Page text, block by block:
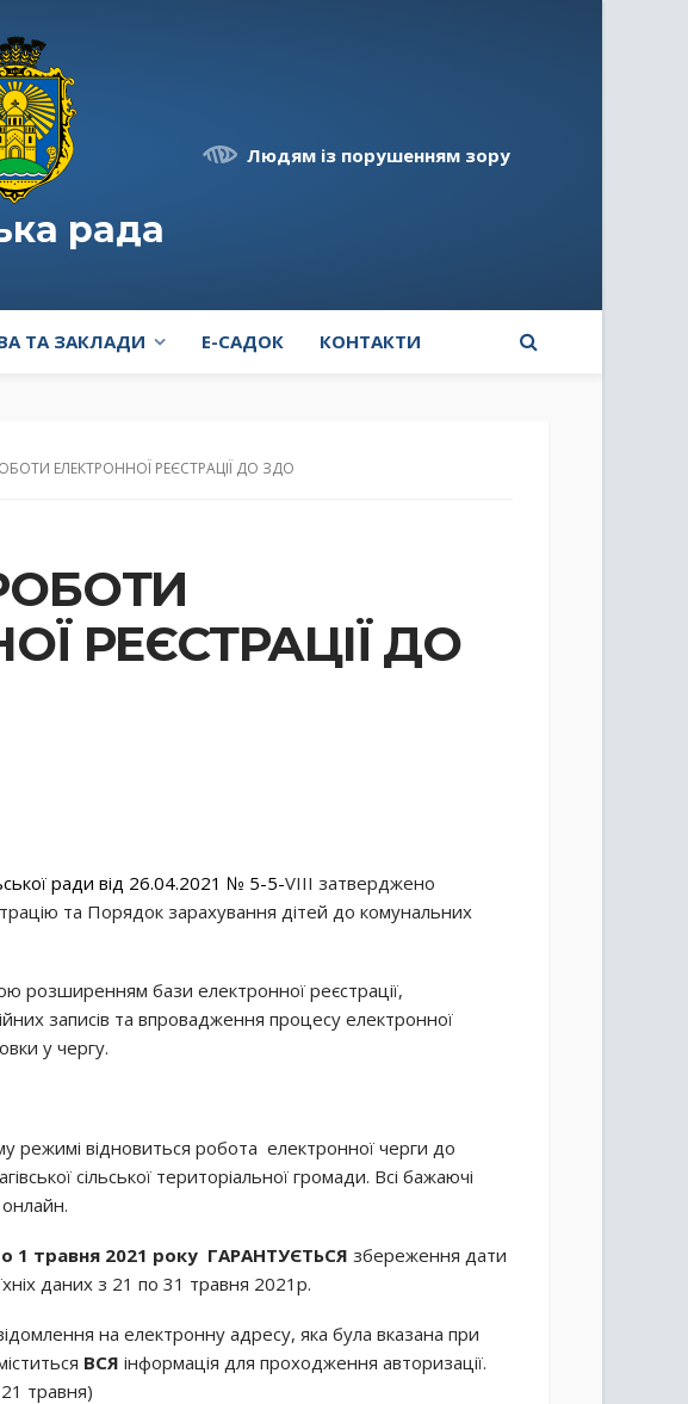
рада
Людям із порушенням зору
ТА ЗАКЛАДИ E-САДОК КОНТАКТИ
ЕЛЕКТРОННОЇ РЕЄСТРАЦІЇ ДО ЗДО
РЕЄСТРАЦІЇ ДО
ради від 26.04.2021 № 5-5-VІІІ затверджено
та Порядок зарахування дітей до комунальних
розширенням бази електронної реєстрації,
записів та впровадження процесу електронної
у чергу.
режимі відновиться робота електронної черги до
сільської територіальної громади. Всі бажаючі
1 травня 2021 року ГАРАНТУЄТЬСЯ збереження дати
даних з 21 по 31 травня 2021р.
на електронну адресу, яка була вказана при
ВСЯ інформація для проходження авторизації.
травня)